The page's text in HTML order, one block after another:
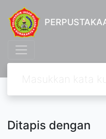
Ditapis dengan